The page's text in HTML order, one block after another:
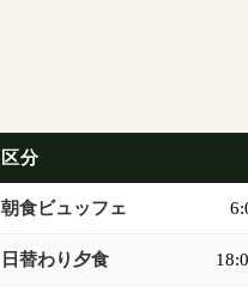
区分
朝食ビュッフェ
日替わり夕食